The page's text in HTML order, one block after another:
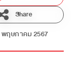
Share
พฤษภาคม 2567